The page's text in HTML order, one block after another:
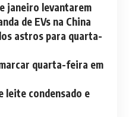
janeiro levantarem
de EVs na China
astros para quarta-
quarta-feira em
leite condensado e